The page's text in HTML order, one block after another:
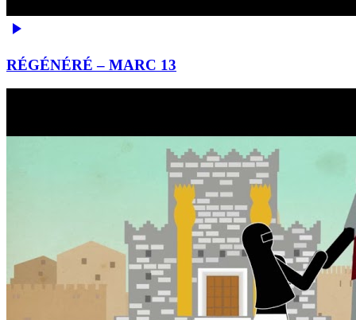
RÉGÉNÉRÉ – MARC 13